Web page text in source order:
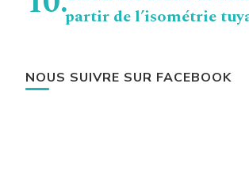
partir de l’isométrie
NOUS SUIVRE SUR FACEBOOK